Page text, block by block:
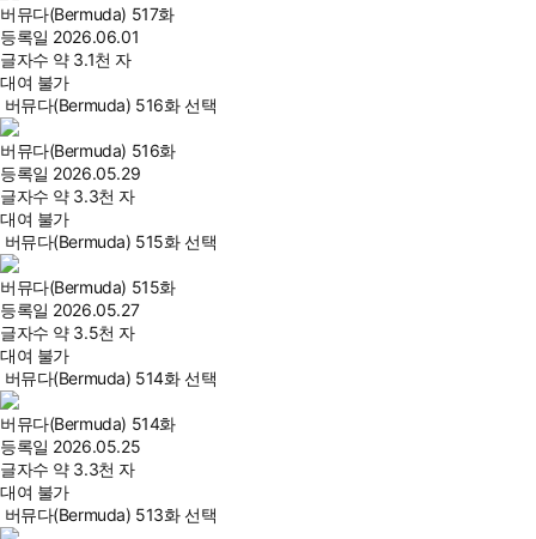
버뮤다(Bermuda) 517화
등록일 2026.06.01
글자수 약 3.1천 자
대여 불가
버뮤다(Bermuda) 516화 선택
버뮤다(Bermuda) 516화
등록일 2026.05.29
글자수 약 3.3천 자
대여 불가
버뮤다(Bermuda) 515화 선택
버뮤다(Bermuda) 515화
등록일 2026.05.27
글자수 약 3.5천 자
대여 불가
버뮤다(Bermuda) 514화 선택
버뮤다(Bermuda) 514화
등록일 2026.05.25
글자수 약 3.3천 자
대여 불가
버뮤다(Bermuda) 513화 선택